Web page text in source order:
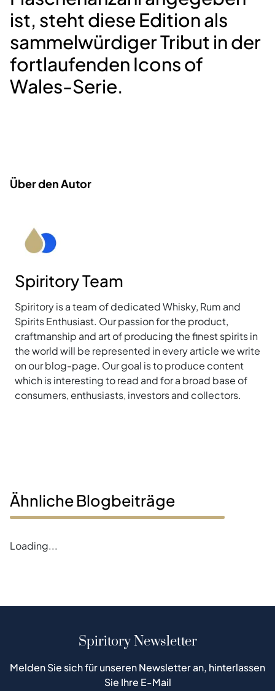
ist, steht diese Edition als
sammelwürdiger Tribut in der
fortlaufenden Icons of
Wales-Serie.
Über den Autor
Spiritory Team
Spiritory is a team of dedicated Whisky, Rum and
Spirits Enthusiast. Our passion for the product,
craftmanship and art of producing the finest spirits in
the world will be represented in every article we write
on our blog-page. Our goal is to produce content
which is interesting to read and for a broad base of
consumers, enthusiasts, investors and collectors.
Ähnliche Blogbeiträge
Loading...
Spiritory Newsletter
Melden Sie sich für unseren Newsletter an, hinterlassen
Sie Ihre E-Mail